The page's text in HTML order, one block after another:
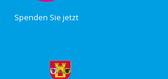
Spenden Sie jetzt